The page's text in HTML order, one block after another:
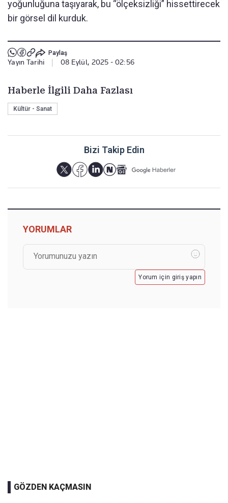
yoğunluğuna taşıyarak, bu “ölçeksizliği” hissettirecek
bir görsel dil kurduk.
Paylaş
Yayın Tarihi 08 Eylül, 2025 - 02:56
Haberle İlgili Daha Fazlası
Kültür - Sanat
Bizi Takip Edin
YORUMLAR
Yorum için giriş yapın
GÖZDEN KAÇMASIN